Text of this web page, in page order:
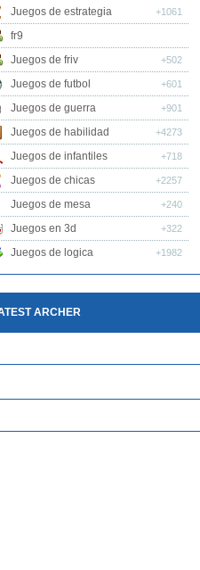
Juegos de estrategia +1061
fr9
Juegos de friv
+502
Juegos de futbol +601
Juegos de guerra +901
Juegos de habilidad +4273
Juegos de infantiles +718
Juegos de chicas +2257
Juegos de mesa +240
Juegos en 3d +322
Juegos de logica +1982
ARCHER